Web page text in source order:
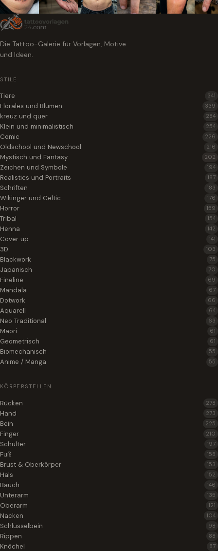
Die Tattoo-Galerie für Vorlagen, Motive
und Ideen.
STILE
Tiere 341
Florales und Blumen 339
kreuz und quer 284
Klein und minimalistisch 254
Comic 226
Oldschool und Newschool 216
Mystisch und Fantasy 202
Zeichen und Symbole 194
Realistics und Portraits 187
Schriften 183
Wikinger und Celtic 176
Horror 159
Tribal 154
Henna 142
Cover up 141
3D 103
Blackwork 75
Japanisch 70
Fineline 69
Mandala 67
Dotwork 66
Aquarell 64
Neo Traditional 63
Maori 61
Geometrisch 61
Biomechanisch 55
Anime / Manga 55
KÖRPERSTELLEN
Rücken 278
Hand 273
Bein 225
Finger 210
Schulter 197
Fuß 158
Brust & Oberkörper 153
Hals 152
Bauch 146
Unterarm 135
Oberarm 121
Nacken 104
Schlüsselbein 98
Rippen 88
Knöchel 87